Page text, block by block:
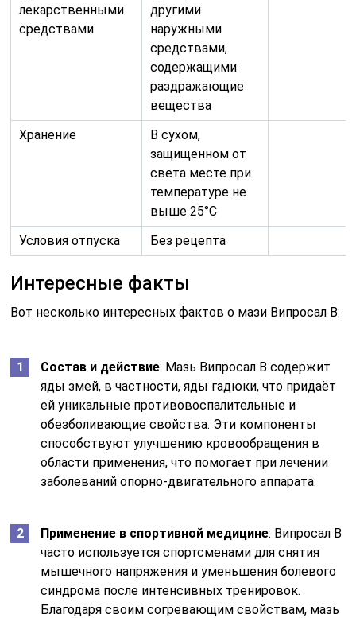
лекарственными
средствами
другими
наружными
средствами,
содержащими
раздражающие
вещества
Хранение
В сухом,
защищенном от
света месте при
температуре не
выше 25°С
Условия отпуска
Без рецепта
Интересные факты
Вот несколько интересных фактов о мази Випросал В:
Состав и действие: Мазь Випросал В содержит
яды змей, в частности, яды гадюки, что придаёт
ей уникальные противовоспалительные и
обезболивающие свойства. Эти компоненты
способствуют улучшению кровообращения в
области применения, что помогает при лечении
заболеваний опорно-двигательного аппарата.
Применение в спортивной медицине: Випросал В
часто используется спортсменами для снятия
мышечного напряжения и уменьшения болевого
синдрома после интенсивных тренировок.
Благодаря своим согревающим свойствам, мазь